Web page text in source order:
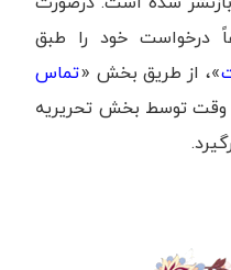
درخواست خود را طبق
»، از طریق بخش «تماس
وقت توسط بخش تحریریه